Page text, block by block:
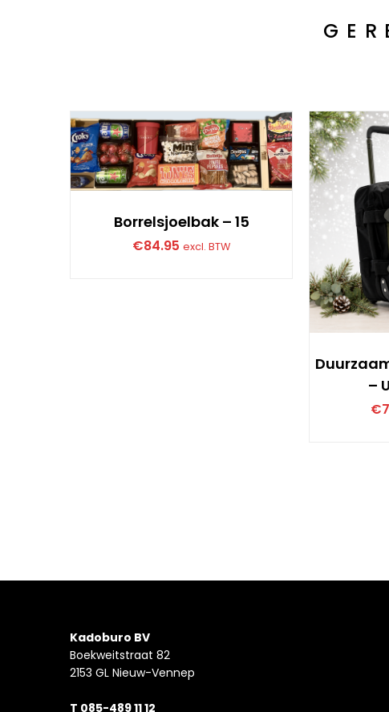
Borrelsjoelbak – 15
€84.95 excl. BTW
–
€
Kadoburo BV
Boekweitstraat 82
2153 GL Nieuw-Vennep
T 085-489 11 12